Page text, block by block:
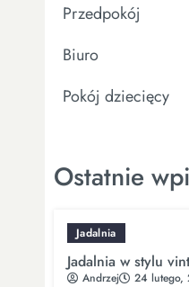
Przedpokój
Biuro
Pokój dziecięcy
Ostatnie
Jadalnia
Jadalnia w stylu
Andrzej 24 lutego,